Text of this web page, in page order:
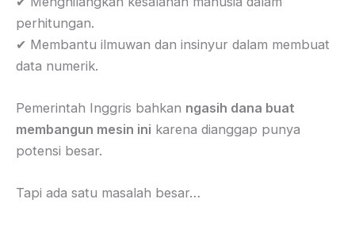
perhitungan.
✔ Membantu ilmuwan dan insinyur dalam membuat
data numerik.
Pemerintah Inggris bahkan ngasih dana buat
membangun mesin ini karena dianggap punya
potensi besar.
Tapi ada satu masalah besar…